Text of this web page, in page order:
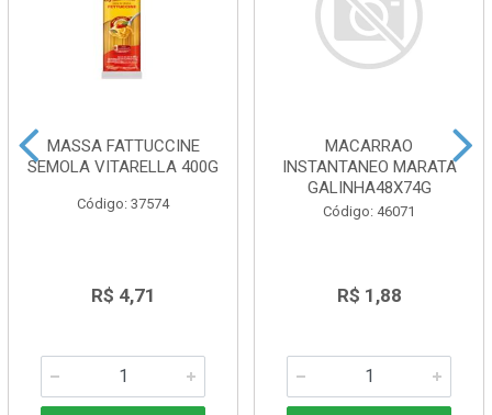
MASSA FATTUCCINE
SEMOLA VITARELLA 400G
Código: 37574
R$ 4,71
MACARRAO
INSTANTANEO MARATA
GALINHA48X74G
Código: 46071
R$ 1,88